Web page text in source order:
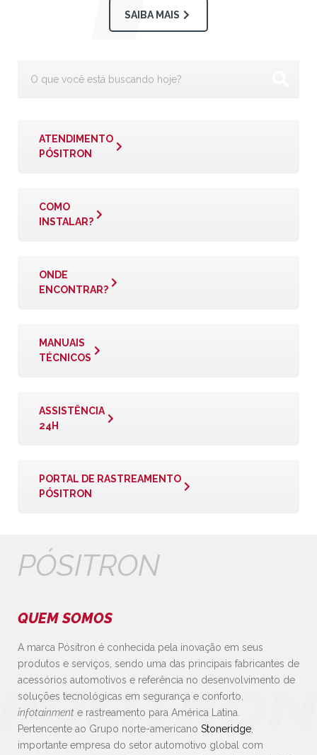
SAIBA MAIS
ATENDIMENTO
PÓSITRON
COMO
INSTALAR?
ONDE
ENCONTRAR?
MANUAIS
TÉCNICOS
ASSISTÊNCIA
24H
PORTAL DE RASTREAMENTO
PÓSITRON
PÓSITRON
QUEM SOMOS
A marca Pósitron é conhecida pela inovação em seus
produtos e serviços, sendo uma das principais fabricantes de
acessórios automotivos e referência no desenvolvimento de
soluções tecnológicas em segurança e conforto,
infotainment e rastreamento para América Latina.
Pertencente ao Grupo norte-americano Stoneridge
importante empresa do setor automotivo global com